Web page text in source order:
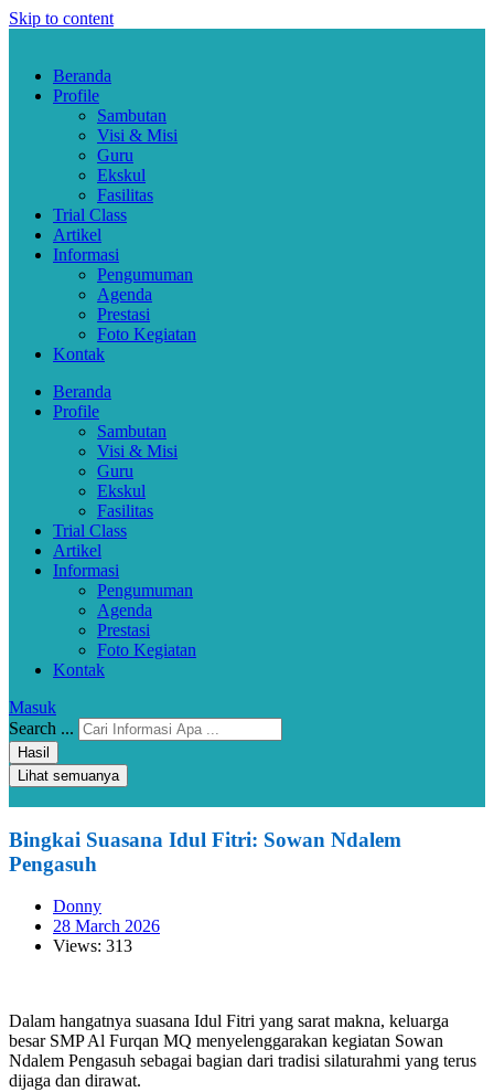
Skip to content
Beranda
Profile
Sambutan
Visi & Misi
Guru
Ekskul
Fasilitas
Trial Class
Artikel
Informasi
Pengumuman
Agenda
Prestasi
Foto Kegiatan
Kontak
Beranda
Profile
Sambutan
Visi & Misi
Guru
Ekskul
Fasilitas
Trial Class
Artikel
Informasi
Pengumuman
Agenda
Prestasi
Foto Kegiatan
Kontak
Masuk
Search ...
Hasil
Lihat semuanya
Bingkai Suasana Idul Fitri: Sowan Ndalem
Pengasuh
Donny
28 March 2026
Views: 313
Dalam hangatnya suasana Idul Fitri yang sarat makna, keluarga
besar SMP Al Furqan MQ menyelenggarakan kegiatan Sowan
Ndalem Pengasuh sebagai bagian dari tradisi silaturahmi yang terus
dijaga dan dirawat.